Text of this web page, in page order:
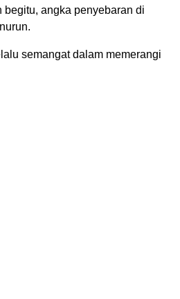
begitu, angka penyebaran di
semangat dalam memerangi